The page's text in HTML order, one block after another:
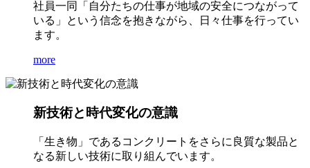
社員一同「自分たちの仕事が地域の安全につながって
いる」という信念を抱きながら、日々仕事を行ってい
ます。
more
新技術と時代変化の意識
「生き物」であるコンクリートをさらに良質な製品と
なる新しい技術に取り組んでいます。